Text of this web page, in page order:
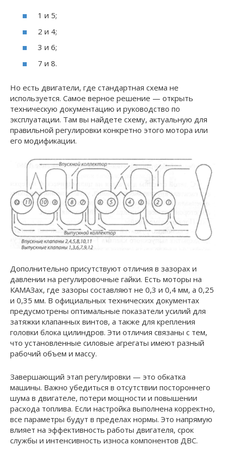
1 и 5;
2 и 4;
3 и 6;
7 и 8.
Но есть двигатели, где стандартная схема не
используется. Самое верное решение — открыть
техническую документацию и руководство по
эксплуатации. Там вы найдете схему, актуальную для
правильной регулировки конкретно этого мотора или
его модификации.
Дополнительно присутствуют отличия в зазорах и
давлении на регулировочные гайки. Есть моторы на
КАМАЗах, где зазоры составляют не 0,3 и 0,4 мм, а 0,25
и 0,35 мм. В официальных технических документах
предусмотрены оптимальные показатели усилий для
затяжки клапанных винтов, а также для крепления
головки блока цилиндров. Эти отличия связаны с тем,
что установленные силовые агрегаты имеют разный
рабочий объем и массу.
Завершающий этап регулировки — это обкатка
машины. Важно убедиться в отсутствии постороннего
шума в двигателе, потери мощности и повышении
расхода топлива. Если настройка выполнена корректно,
все параметры будут в пределах нормы. Это напрямую
влияет на эффективность работы двигателя, срок
службы и интенсивность износа компонентов ДВС.